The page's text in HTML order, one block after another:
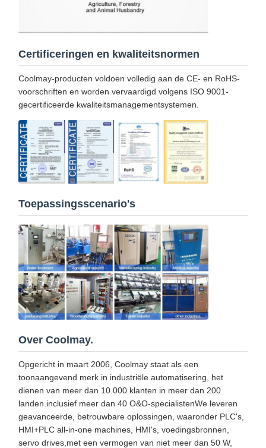
Certificeringen en kwaliteitsnormen
Coolmay-producten voldoen volledig aan de CE- en RoHS-
voorschriften en worden vervaardigd volgens ISO 9001-
gecertificeerde kwaliteitsmanagementsystemen.
Toepassingsscenario's
Over Coolmay.
Opgericht in maart 2006, Coolmay staat als een
toonaangevend merk in industriële automatisering, het
dienen van meer dan 10.000 klanten in meer dan 200
landen.inclusief meer dan 40 O&O-specialistenWe leveren
geavanceerde, betrouwbare oplossingen, waaronder PLC's,
HMI+PLC all-in-one machines, HMI's, voedingsbronnen,
servo drives,met een vermogen van niet meer dan 50 W,